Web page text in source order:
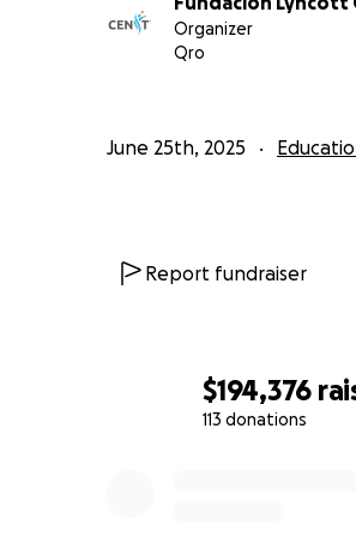
$194,376
113 donations
Organizer
Qro
June 25th, 2025
Report fundraiser